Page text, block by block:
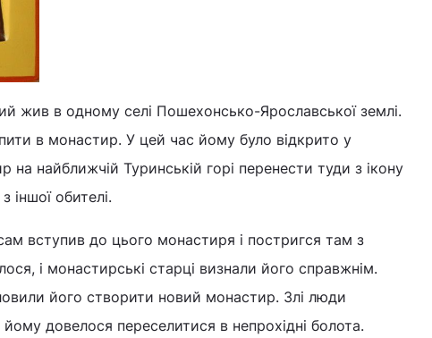
жив в одному селі Пошехонсько-Ярославської землі.
в монастир. У цей час йому було відкрито у
на найближчій Туринській горі перенести туди з ікону
іншої обителі.
вступив до цього монастиря і постригся там з
і монастирські старці визнали його справжнім.
його створити новий монастир. Злі люди
довелося переселитися в непрохідні болота.